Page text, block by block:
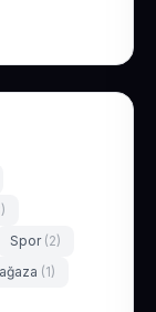
Spor (2)
(1)